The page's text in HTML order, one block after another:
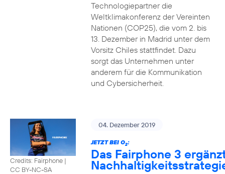
Technologiepartner die
Weltklimakonferenz der Vereinten
Nationen (COP25), die vom 2. bis
13. Dezember in Madrid unter dem
Vorsitz Chiles stattfindet. Dazu
sorgt das Unternehmen unter
anderem für die Kommunikation
und Cybersicherheit.
Credits: Fairphone |
CC BY-NC-SA
04. Dezember 2019
JETZT BEI O2:
Das Fairphone 3